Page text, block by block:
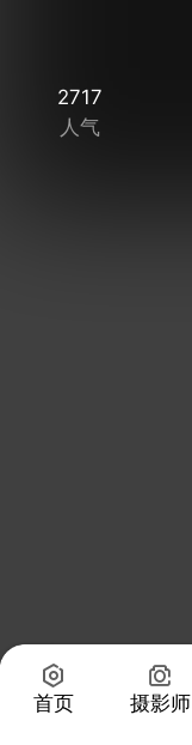
2717
人气
首页 摄影师